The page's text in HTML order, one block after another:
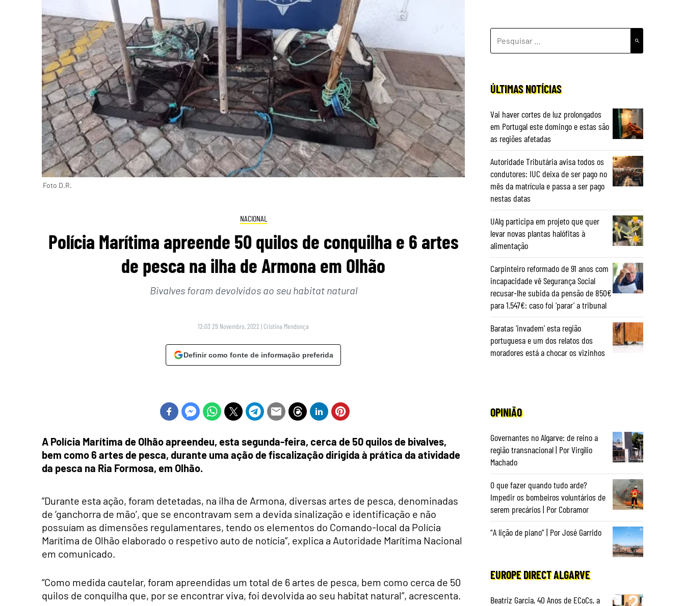
Foto D.R.
NACIONAL
Polícia Marítima apreende 50 quilos de conquilha e 6 artes
de pesca na ilha de Armona em Olhão
Bivalves foram devolvidos ao seu habitat natural
12:03 29 Novembro, 2022 | Cristina Mendonça
Definir como fonte de informação preferida
A Polícia Marítima de Olhão apreendeu, esta segunda-feira, cerca de 50 quilos de bivalves,
bem como 6 artes de pesca, durante uma ação de fiscalização dirigida à prática da atividade
da pesca na Ria Formosa, em Olhão.
​”Durante esta ação, foram detetadas, na ilha de Armona, diversas artes de pesca, denominadas
de ‘ganchorra de mão’, que se encontravam sem a devida sinalização e identificação e não
possuíam as dimensões regulamentares, tendo os elementos do Comando-local da Polícia
Marítima de Olhão elaborado o respetivo auto de notícia”, explica a Autoridade Marítima Nacional
em comunicado.
“Como medida cautelar, foram apreendidas um total de 6 artes de pesca, bem como cerca de 50
quilos de conquilha que, por se encontrar viva, foi devolvida ao seu habitat natural”, acrescenta.
POR:
ÚLTIMAS NOTÍCIAS
Vai haver cortes de luz prolongados
em Portugal este domingo e estas são
as regiões afetadas
Autoridade Tributária avisa todos os
condutores: IUC deixa de ser pago no
mês da matrícula e passa a ser pago
nestas datas
UAlg participa em projeto que quer
levar novas plantas halófitas à
alimentação
Carpinteiro reformado de 91 anos com
incapacidade vê Segurança Social
recusar-lhe subida da pensão de 850€
para 1.547€: caso foi ‘parar’ a tribunal
Baratas ‘invadem’ esta região
portuguesa e um dos relatos dos
moradores está a chocar os vizinhos
OPINIÃO
Governantes no Algarve: de reino a
região transnacional | Por Virgílio
Machado
O que fazer quando tudo arde?
Impedir os bombeiros voluntários de
serem precários | Por Cobramor
“A lição de piano” | Por José Garrido
EUROPE DIRECT ALGARVE
Beatriz Garcia, 40 Anos de ECoCs, a